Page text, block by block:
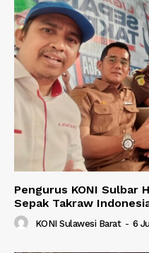
Pengurus KONI Sulbar
Sepak Takraw
KONI Sulawesi Barat - 6